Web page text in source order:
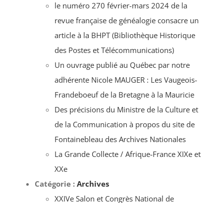
le numéro 270 février-mars 2024 de la
revue française de généalogie consacre un
article à la BHPT (Bibliothèque Historique
des Postes et Télécommunications)
Un ouvrage publié au Québec par notre
adhérente Nicole MAUGER : Les Vaugeois-
Frandeboeuf de la Bretagne à la Mauricie
Des précisions du Ministre de la Culture et
de la Communication à propos du site de
Fontainebleau des Archives Nationales
La Grande Collecte / Afrique-France XIXe et
XXe
Catégorie : Archives
XXIVe Salon et Congrès National de